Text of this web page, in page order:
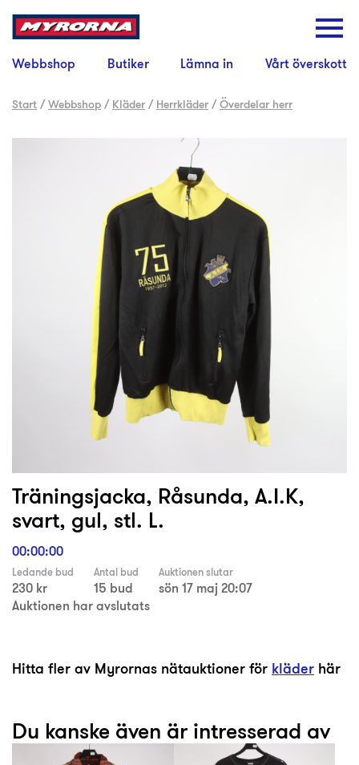
Webbshop Butiker Lämna in Vårt överskott
Start /Webbshop / Kläder / Herrkläder /Överdelar herr
Träningsjacka, Råsunda, A.I.K,
svart, gul, stl. L.
00:00:00
Ledande bud
230 kr
Antal bud
15 bud
Auktionen slutar
sön 17 maj 20:07
Auktionen har avslutats
Hitta fler av Myrornas nätauktioner för kläder här
Du kanske även är intresserad av